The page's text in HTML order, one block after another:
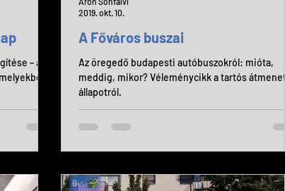
– a
A Főváros buszai
Az öregedő budapesti autóbuszokról: mióta,
meddig, mikor? Véleménycikk a tartós átmeneti
állapotról.
2019. okt. 10.